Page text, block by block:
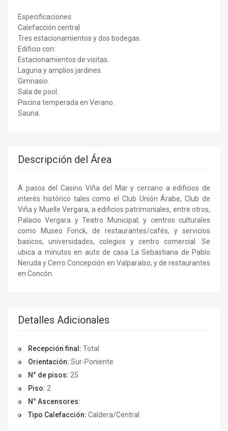
Especificaciones:
Calefacción central
Tres estacionamientos y dos bodegas.
Edificio con:
Estacionamientos de visitas.
Laguna y amplios jardines.
Gimnasio.
Sala de pool.
Piscina temperada en Verano.
Sauna.
Descripción del Área
A pasos del Casino Viña del Mar y cercano a edificios de
interés histórico tales como el Club Unión Árabe, Club de
Viña y Muelle Vergara, a edificios patrimoniales, entre otros,
Palacio Vergara y Teatro Municipal; y centros culturales
como Museo Fonck, de restaurantes/cafés, y servicios
basicos, universidades, colegios y centro comercial. Se
ubica a minutos en auto de casa La Sebastiana de Pablo
Neruda y Cerro Concepción en Valparaíso, y de restaurantes
en Concón.
Detalles Adicionales
Recepción final: Total
Orientación: Sur-Poniente
N° de pisos: 25
Piso: 2
N° Ascensores:
Tipo Calefacción: Caldera/Central